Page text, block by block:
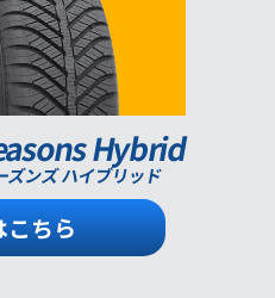
Hybrid
ズンズ ハイブリッド
こちら